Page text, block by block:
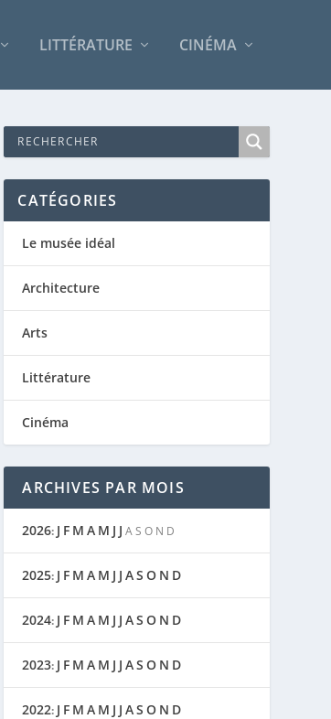
LITTÉRATURE CINÉMA
CATÉGORIES
Le musée idéal
Architecture
Arts
Littérature
Cinéma
ARCHIVES PAR MOIS
2026: J F M A M J J AS O N D
2025: J F M A M J J AS O N D
2024: J F M A M J J AS O N D
2023: J F M A M J J AS O N D
2022: J F M A M J J AS O N D